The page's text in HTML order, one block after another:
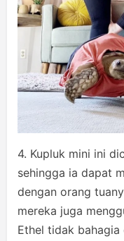
4. Kupluk mini ini
sehingga ia dapat
dengan orang
mereka juga
Ethel tidak